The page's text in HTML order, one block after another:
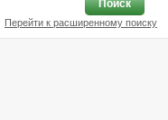
Поиск
Перейти к расширенному поиску